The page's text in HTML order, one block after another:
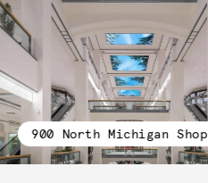
900 North Michigan Shop